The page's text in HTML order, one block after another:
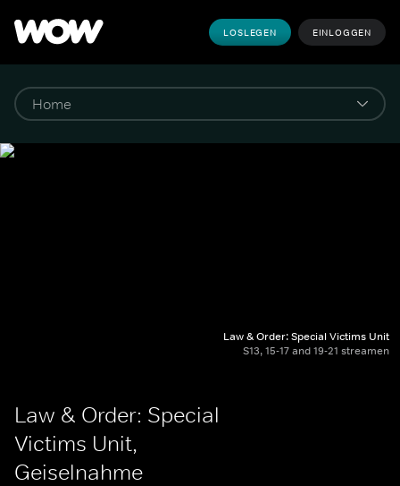
LOSLEGEN EINLOGGEN
Law & Order: Special Victims Unit
S13, 15-17 and 19-21 streamen
Law & Order: Special
Victims Unit,
Geiselnahme